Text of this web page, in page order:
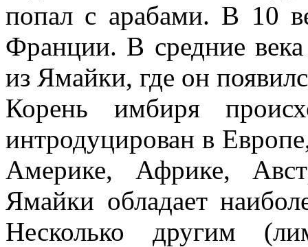
попал с арабами. В 10
Франции. В средние
из Ямайки, где он
Корень имбиря
интродуцирован в
Америке, Африке,
Ямайки обладает
Несколько другим